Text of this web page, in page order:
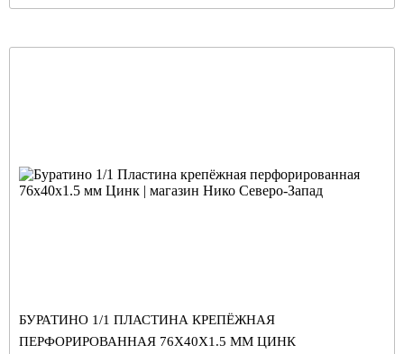
БУРАТИНО 1/1 ПЛАСТИНА КРЕПЁЖНАЯ
ПЕРФОРИРОВАННАЯ 76Х40Х1.5 ММ ЦИНК